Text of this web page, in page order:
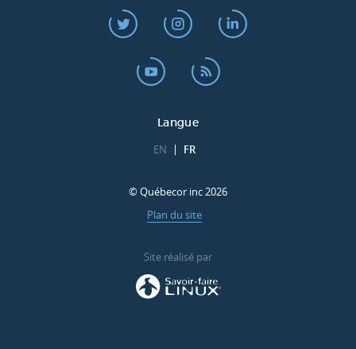
Langue
EN FR
© Québecor inc 2026
Plan du site
Site réalisé par